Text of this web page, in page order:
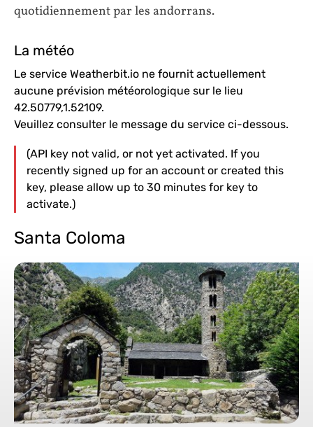
quotidiennement par les andorrans.
La météo
Le service Weatherbit.io ne fournit actuellement
aucune prévision météorologique sur le lieu
42.50779,1.52109.
Veuillez consulter le message du service ci-dessous.
(API key not valid, or not yet activated. If you
recently signed up for an account or created this
key, please allow up to 30 minutes for key to
activate.)
Santa Coloma